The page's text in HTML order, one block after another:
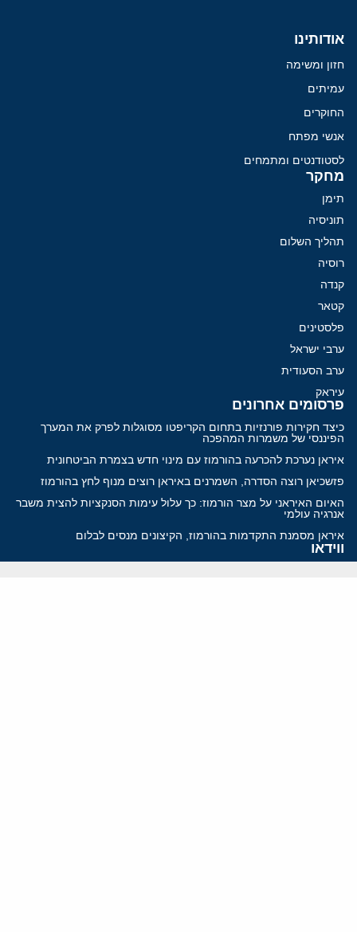
אודותינו
חזון ומשימה
עמיתים
החוקרים
אנשי מפתח
לסטודנטים ומתמחים
מחקר
תימן
תוניסיה
תהליך השלום
רוסיה
קנדה
קטאר
פלסטינים
ערבי ישראל
ערב הסעודית
עיראק
פרסומים אחרונים
כיצד חקירות פורנזיות בתחום הקריפטו מסוגלות לפרק את המערך
הפיננסי של משמרות המהפכה
איראן נערכת להכרעה בהורמוז עם מינוי חדש בצמרת הביטחונית
פזשכיאן רוצה הסדרה, השמרנים באיראן רוצים מנוף לחץ בהורמוז
האיום האיראני על מצר הורמוז: כך עלול עימות הסנקציות להצית משבר
אנרגיה עולמי
איראן מסמנת התקדמות בהורמוז, הקיצונים מנסים לבלום
ווידאו